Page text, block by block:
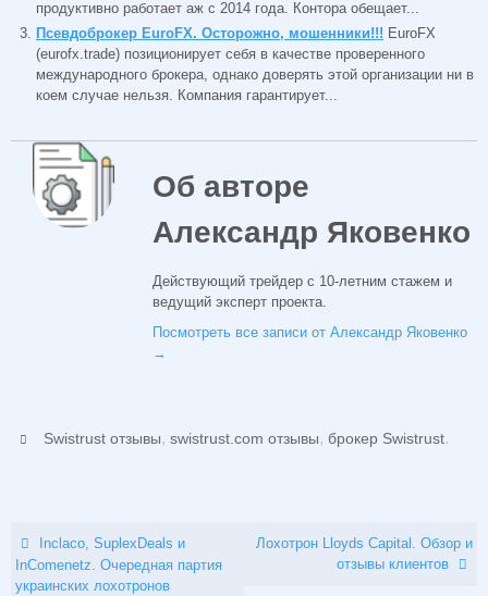
продуктивно работает аж с 2014 года. Контора обещает...
Псевдоброкер EuroFX. Осторожно, мошенники!!! EuroFX
(eurofx.trade) позиционирует себя в качестве проверенного
международного брокера, однако доверять этой организации ни в
коем случае нельзя. Компания гарантирует...
Об авторе
Александр Яковенко
Действующий трейдер с 10-летним стажем и
ведущий эксперт проекта.
Посмотреть все записи от Александр Яковенко
→
Swistrust отзывы,swistrust.com отзывы,брокер Swistrust.
Inclaco, SuplexDeals и
InComenetz. Очередная партия
украинских лохотронов
Лохотрон Lloyds Capital. Обзор и
отзывы клиентов